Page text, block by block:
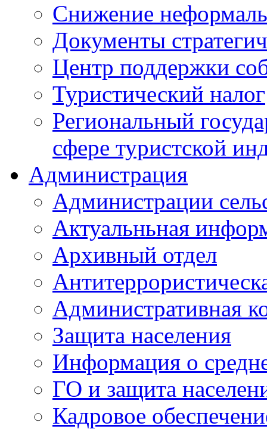
Снижение
Документы
Центр поддержки
Туристический налог
Региональный
сфере туристской
Администрация
Администрации
Актуальньная
Архивный отдел
Административная
Защита населения
Информация о
ГО и защита
Кадровое